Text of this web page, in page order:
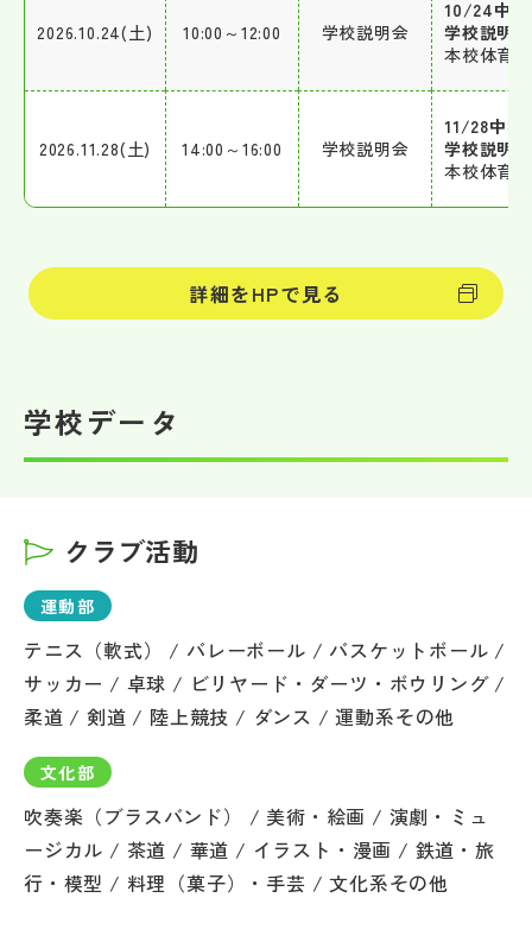
2026.10.24(土) 10:00～12:00 学校説明会
10/24中
学校説明会
本校体育館
2026.11.28(土) 14:00～16:00 学校説明会
11/28中学
学校説明会
本校体育館
詳細をHPで見る
学校データ
クラブ活動
運動部
テニス（軟式） / バレーボール / バスケットボール /
サッカー / 卓球 / ビリヤード・ダーツ・ボウリング /
柔道 / 剣道 / 陸上競技 / ダンス / 運動系その他
文化部
吹奏楽（ブラスバンド） / 美術・絵画 / 演劇・ミュ
ージカル / 茶道 / 華道 / イラスト・漫画 / 鉄道・旅
行・模型 / 料理（菓子）・手芸 / 文化系その他